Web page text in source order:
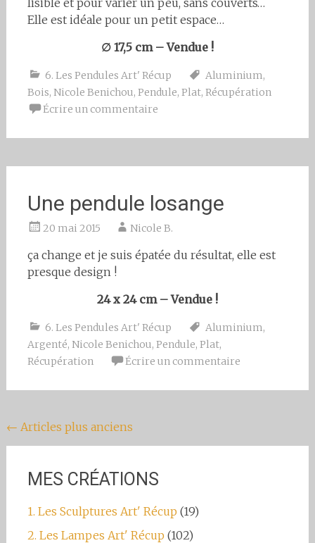
lisible et pour varier un peu, sans couverts…
Elle est idéale pour un petit espace…
∅ 17,5 cm – Vendue !
6. Les Pendules Art' Récup Aluminium,
Bois, Nicole Benichou, Pendule, Plat, Récupération
Écrire un commentaire
Une pendule losange
20 mai 2015 Nicole B.
ça change et je suis épatée du résultat, elle est
presque design !
24 x 24 cm – Vendue !
6. Les Pendules Art' Récup Aluminium,
Argenté, Nicole Benichou, Pendule, Plat,
Récupération
Écrire un commentaire
Navigation
au
sein
articles
← Articles plus anciens
MES CRÉATIONS
1. Les Sculptures Art' Récup (19)
2. Les Lampes Art' Récup (102)